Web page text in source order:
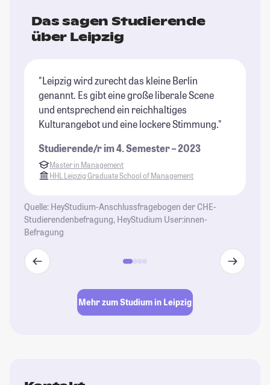
Das sagen Studierende
über Leipzig
"Leipzig wird zurecht das kleine Berlin
genannt. Es gibt eine große liberale Scene
und entsprechend ein reichhaltiges
Kulturangebot und eine lockere Stimmung."
Studierende/r im 4. Semester – 2023
Master in Management
HHL Leipzig Graduate School of Management
Quelle: HeyStudium-Anschlussfragebogen der CHE-
Studierendenbefragung, HeyStudium User:innen-
Befragung
Mehr zum Studium in Leipzig